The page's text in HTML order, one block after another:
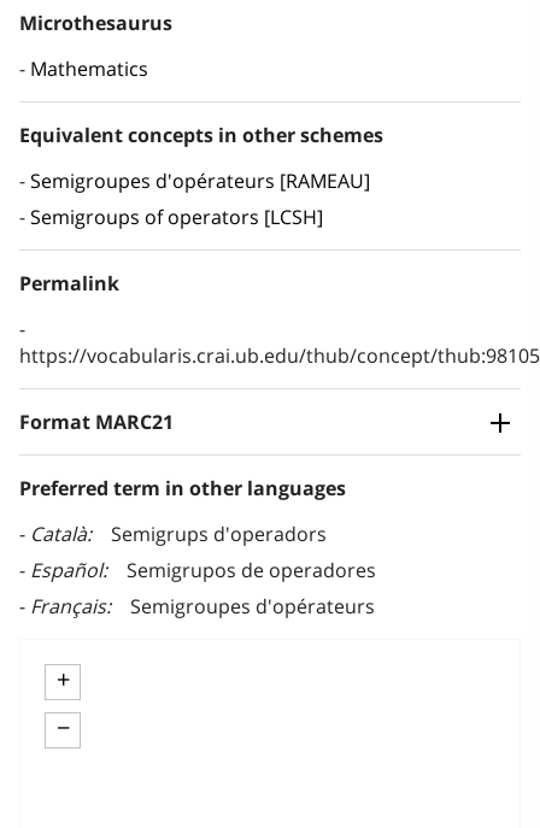
Microthesaurus
Mathematics
Equivalent concepts in other schemes
Semigroupes d'opérateurs [RAMEAU]
Semigroups of operators [LCSH]
Permalink
https://vocabularis.crai.ub.edu/thub/concept/
Format MARC21
Preferred term in other languages
Català
Semigrups d'operadors
Español
Semigrupos de operadores
Français
Semigroupes d'opérateurs
+
−